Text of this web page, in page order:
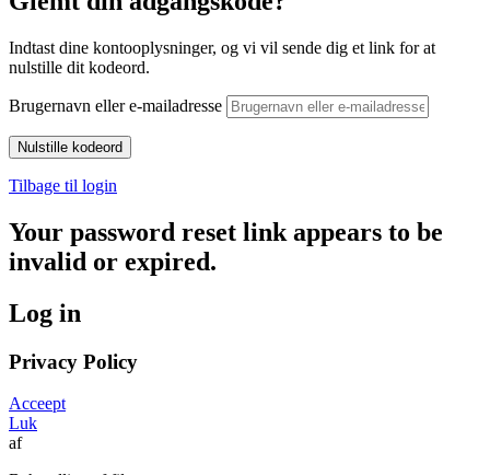
Indtast dine kontooplysninger, og vi vil sende dig et link for at
nulstille dit kodeord.
Brugernavn eller e-mailadresse
Tilbage til login
Your password reset link appears to be
invalid or expired.
Log in
Privacy Policy
Acceept
Luk
af